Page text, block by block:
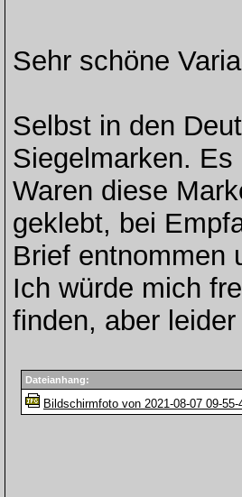
Sehr schöne
Selbst in den
Siegelmarken.
Waren diese
geklebt, bei
Brief entnommen
Ich würde mich
finden, aber
Dateianhang:
Bildschirmfoto von 2021-08-07 09-55-